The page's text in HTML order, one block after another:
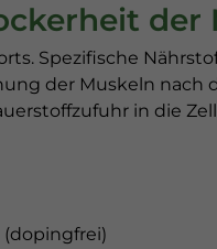
der
Spezifische
der Muskeln
in die
(dopingfrei)